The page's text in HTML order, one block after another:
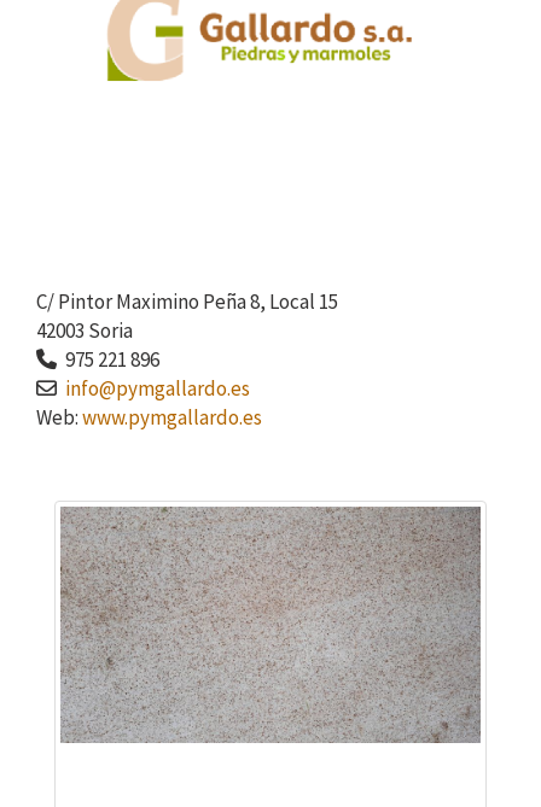
C/ Pintor Maximino Peña 8, Local 15
42003 Soria
975 221 896
info@pymgallardo.es
Web:www.pymgallardo.es